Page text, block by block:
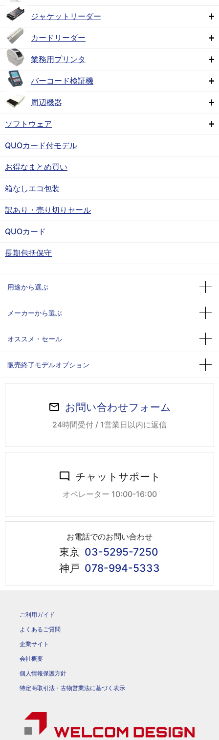
ジャケットリーダー
カードリーダー
業務用プリンタ
バーコード検証機
周辺機器
ソフトウェア
QUOカード付モデル
お得なまとめ買い
箱なしエコ包装
訳あり・売り切りセール
QUOカード
長期包括保守
用途から選ぶ
メーカーから選ぶ
オススメ・セール
販売終了モデルオプション
お問い合わせフォーム
24時間受付 / 1営業日以内に返信
チャットサポート
オペレーター 10:00-16:00
お電話でのお問い合わせ
東京 03-5295-7250
神戸 078-994-5333
ご利用ガイド
よくあるご質問
企業サイト
会社概要
個人情報保護方針
特定商取引法・古物営業法に基づく表示